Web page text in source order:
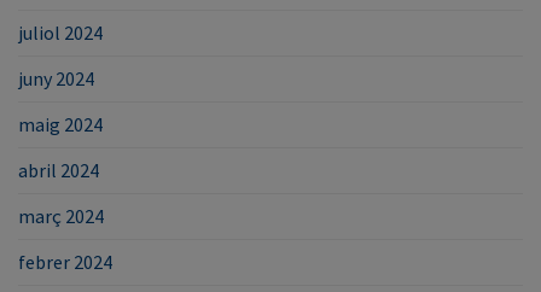
juliol 2024
juny 2024
maig 2024
abril 2024
març 2024
febrer 2024